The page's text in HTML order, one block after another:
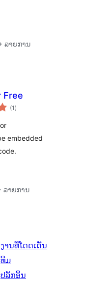
ລາຍການ
Free
(1 ຄະແນນ
ທັງໝົດ
)
embedded
ລາຍການ
ງານທີ່ໂດດເດັ່ນ
ທີມ
ປລັກອິນ